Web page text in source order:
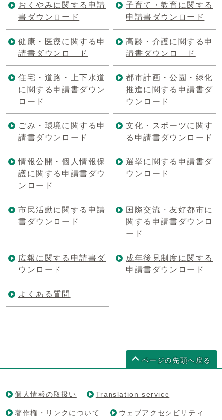
おくやみに関する申請
書ダウンロード
子育て・教育に関する
申請書ダウンロード
健康・医療に関する申
請書ダウンロード
高齢・介護に関する申
請書ダウンロード
住宅・道路・上下水道
に関する申請書ダウン
ロード
都市計画・公園・緑化
推進に関する申請書ダ
ウンロード
ごみ・環境に関する申
請書ダウンロード
文化・スポーツに関す
る申請書ダウンロード
情報公開・個人情報保
護に関する申請書ダウ
ンロード
選挙に関する申請書ダ
ウンロード
市民活動に関する申請
書ダウンロード
国際交流・友好都市に
関する申請書ダウンロ
ード
広報に関する申請書ダ
ウンロード
成年後見制度に関する
申請書ダウンロード
よくある質問
ページの先頭へ戻る
個人情報の取扱い Translation service
著作権・リンクについて ウェブアクセシビリティ